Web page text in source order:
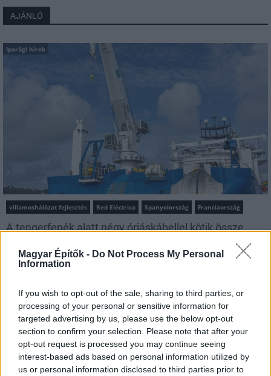
Magyar Építők - Do Not Process My Personal
Information
If you wish to opt-out of the sale, sharing to third parties, or
processing of your personal or sensitive information for
targeted advertising by us, please use the below opt-out
section to confirm your selection. Please note that after your
opt-out request is processed you may continue seeing
interest-based ads based on personal information utilized by
us or personal information disclosed to third parties prior to
AJÁNLÓ
Iparági hírek
villamoshálózat fejlesztés Red Eléctrica Spanyolország Franciaország
A tengerfenék alatt négy óriáskábellel kötik össze
hálózatát
Elkezdődött a Vizcayai-öblön áthaladó, több mint 300 kilométer
összeköttetését biztosító rendszer tengeri kábeleinek
telepítése. A kivitelezést egy speciális kábelfektető hajó végzi: a
11 ezer tonna kábel befogadására képes jármű helyenként 140
méteres vízmélységben dolgozik. Az Európai Unió közös érdekű
projektként támogatja a hálózat kiépítését.
Iparági hírek